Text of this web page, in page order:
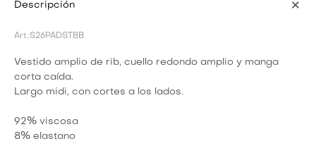
Descripción
S26PADSTBB
Vestido amplio de rib, cuello redondo amplio y manga
corta caída.
Largo midi, con cortes a los lados.
92% viscosa
8% elastano